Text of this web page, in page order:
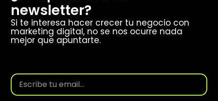
newsletter?
Si te interesa hacer crecer tu negocio con
marketing digital, no se nos ocurre nada
mejor que apuntarte.